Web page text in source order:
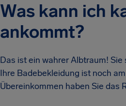
Was kann ich
ankommt?
Das ist ein wahrer Albtraum!
Ihre Badebekleidung ist noch
Übereinkommen haben Sie das